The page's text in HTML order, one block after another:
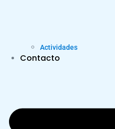
Actividades
Contacto